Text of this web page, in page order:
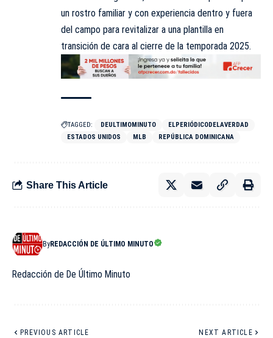
un rostro familiar y con experiencia dentro y fuera
del campo para revitalizar a una plantilla en
transición de cara al cierre de la temporada 2025.
TAGGED: DEULTIMOMINUTO
ELPERIÓDICODELAVERDAD
ESTADOS UNIDOS
MLB REPÚBLICA DOMINICANA
Share This Article
ByREDACCIÓN DE ÚLTIMO MINUTO
Redacción de De Último Minuto
PREVIOUS ARTICLE NEXT ARTICLE